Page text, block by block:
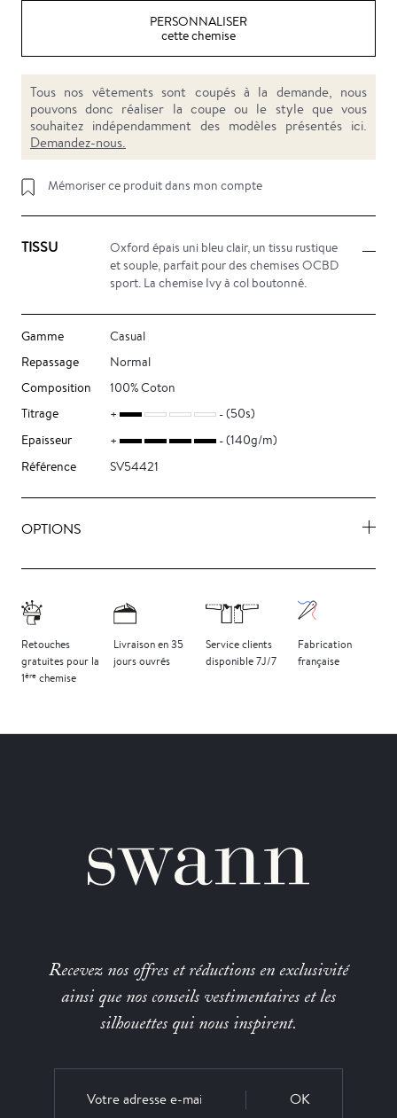
PERSONNALISER
cette chemise
Tous nos vêtements sont coupés à la demande, nous
pouvons donc réaliser la coupe ou le style que vous
souhaitez indépendamment des modèles présentés ici.
Demandez-nous.
Mémoriser ce produit dans mon compte
TISSU
Oxford épais uni bleu clair, un tissu rustique
et souple, parfait pour des chemises OCBD
sport. La chemise Ivy à col boutonné.
Gamme
Casual
Repassage
Normal
Composition
100% Coton
Titrage
(50s)
Epaisseur
(140g/m)
Référence
SV54421
OPTIONS
Retouches
gratuites pour la
1ère chemise
Livraison en 35
jours ouvrés
Service clients
disponible 7J/7
Fabrication
française
Recevez nos offres et réductions en exclusivité
ainsi que nos conseils vestimentaires et les
silhouettes qui nous inspirent.
OK